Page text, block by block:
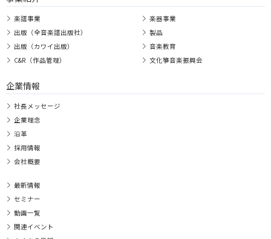
楽譜事業
出版（全音楽譜出版社）
出版（カワイ出版）
C&R（作品管理）
楽器事業
製品
音楽教育
文化箏音楽振興会
企業情報
社長メッセージ
企業理念
沿革
採用情報
会社概要
最新情報
セミナー
動画一覧
関連イベント